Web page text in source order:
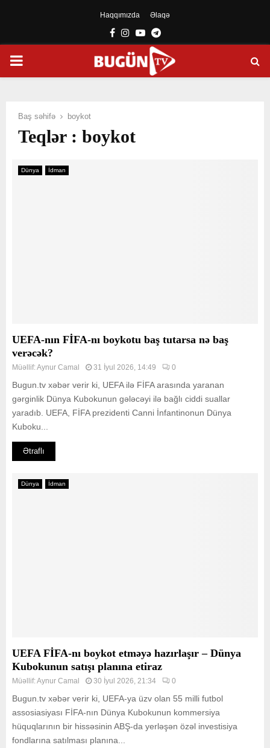
Haqqımızda Əlaqə
Facebook
Instagram
YoutubeTelegram
PRIMARY
Baş səhifə boykot
Teqlər : boykot
Dünya İdman
UEFA-nın FİFA-nı boykotu baş tutarsa nə baş
verəcək?
Müəllif:Aynur Camal 31 İyul 2026, 14:49 0
Bugun.tv xəbər verir ki, UEFA ilə FİFA arasında yaranan
gərginlik Dünya Kubokunun gələcəyi ilə bağlı ciddi suallar
yaradıb. UEFA, FİFA prezidenti Canni İnfantinonun Dünya
Kuboku...
Ətraflı
Dünya İdman
UEFA FİFA-nı boykot etməyə hazırlaşır – Dünya
Kubokunun satışı planına etiraz
Müəllif:Aynur Camal 30 İyul 2026, 21:34 0
Bugun.tv xəbər verir ki, UEFA-ya üzv olan 55 milli futbol
assosiasiyası FİFA-nın Dünya Kubokunun kommersiya
hüquqlarının bir hissəsinin ABŞ-da yerləşən özəl investisiya
fondlarına satılması planına...